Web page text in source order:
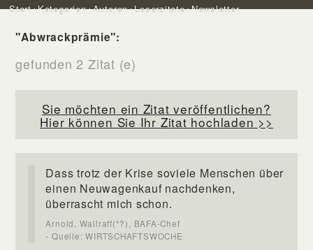
Start Kategorien Autoren Leserzitate Newsletter
"Abwrackprämie":
gefunden 2 Zitat (e)
Sie möchten ein Zitat veröffentlichen?
Hier können Sie Ihr Zitat hochladen >>
Dass trotz der Krise soviele Menschen über
einen Neuwagenkauf nachdenken,
überrascht mich schon.
Arnold, Wallraff(*?), BAFA-Chef
- Quelle: WIRTSCHAFTSWOCHE